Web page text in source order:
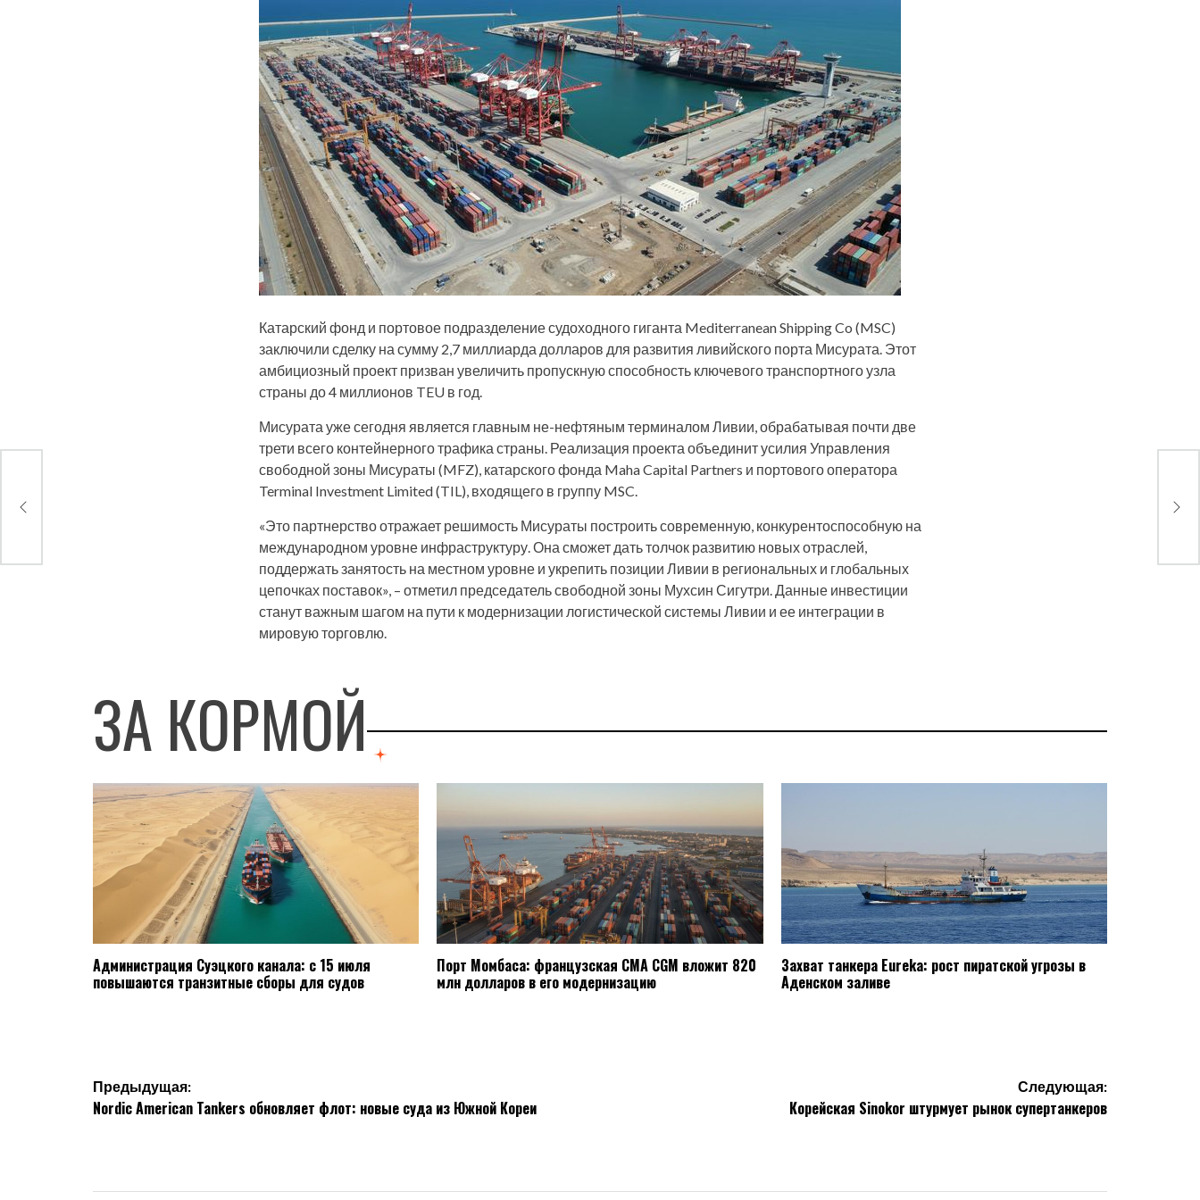
Катарский фонд и портовое подразделение судоходного гиганта Mediterranean Shipping Co (MSC)
заключили сделку на сумму 2,7 миллиарда долларов для развития ливийского порта Мисурата. Этот
амбициозный проект призван увеличить пропускную способность ключевого транспортного узла
страны до 4 миллионов TEU в год.
Мисурата уже сегодня является главным не-нефтяным терминалом Ливии, обрабатывая почти две
трети всего контейнерного трафика страны. Реализация проекта объединит усилия Управления
свободной зоны Мисураты (MFZ), катарского фонда Maha Capital Partners и портового оператора
Terminal Investment Limited (TIL), входящего в группу MSC.
«Это партнерство отражает решимость Мисураты построить современную, конкурентоспособную на
международном уровне инфраструктуру. Она сможет дать толчок развитию новых отраслей,
поддержать занятость на местном уровне и укрепить позиции Ливии в региональных и глобальных
цепочках поставок», – отметил председатель свободной зоны Мухсин Сигутри. Данные инвестиции
станут важным шагом на пути к модернизации логистической системы Ливии и ее интеграции в
мировую торговлю.
ЗА КОРМОЙ
Администрация Суэцкого канала: с 15 июля
повышаются транзитные сборы для судов
Порт Момбаса: французская CMA CGM вложит 820
млн долларов в его модернизацию
Захват танкера Eureka: рост пиратской угрозы в
Аденском заливе
Навигация
Предыдущая:
Nordic American Tankers обновляет флот: новые суда из Южной Кореи
Следующая:
Корейская Sinokor штурмует рынок супертанкеров